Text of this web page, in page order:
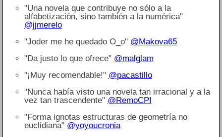
"Una novela que contribuye no sólo a la
alfabetización, sino también a la numérica"
@jjmerelo
"Joder me he quedado O_o" @Makova65
"Da justo lo que ofrece" @malglam
"¡Muy recomendable!" @pacastillo
"Nunca había visto una novela tan irracional y a la
vez tan trascendente" @RemoCPI
"Forma ignotas estructuras de geometría no
euclidiana" @yoyoucronia